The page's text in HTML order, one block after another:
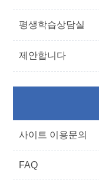
평생학습상담실
제안합니다
사이트 이용문의
FAQ